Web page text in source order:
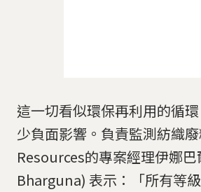
這一切看似環保再利用的循
少負面影響。負責監測紡織
Resources的專案經理伊娜
Bharguna) 表示：「所有等